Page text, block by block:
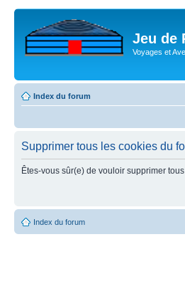
Jeu de
Voyages et
Index du forum
Supprimer tous les cookies du
Êtes-vous sûr(e) de vouloir supprimer
Index du forum